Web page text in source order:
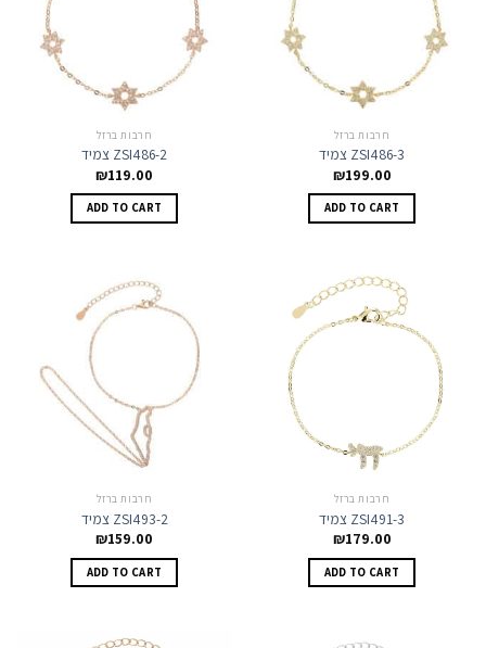
חרבות ברזל
צמיד ZSI486-2
₪119.00
ADD TO CART
חרבות ברזל
צמיד ZSI486-3
₪199.00
ADD TO CART
חרבות ברזל
צמיד ZSI493-2
₪159.00
ADD TO CART
חרבות ברזל
צמיד ZSI491-3
₪179.00
ADD TO CART